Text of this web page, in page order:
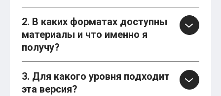
2. В каких форматах доступны
материалы и что именно я
получу?
3. Для какого уровня подходит
эта версия?